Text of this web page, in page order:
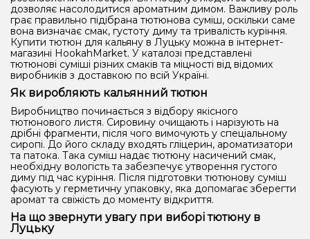
дозволяє насолодитися ароматним димом. Важливу роль
грає правильно підібрана тютюнова суміш, оскільки саме
вона визначає смак, густоту диму та тривалість куріння.
Купити тютюн для кальяну в Луцьку можна в інтернет-
магазині HookahMarket. У каталозі представлені
тютюнові суміші різних смаків та міцності від відомих
виробників з доставкою по всій Україні.
Як виробляють кальянний тютюн
Виробництво починається з відбору якісного
тютюнового листя. Сировину очищають і нарізують на
дрібні фрагменти, після чого вимочують у спеціальному
сиропі. До його складу входять гліцерин, ароматизатори
та патока. Така суміш надає тютюну насичений смак,
необхідну вологість та забезпечує утворення густого
диму під час куріння. Після підготовки тютюнову суміш
фасують у герметичну упаковку, яка допомагає зберегти
аромат та свіжість до моменту відкриття.
На що звернути увагу при виборі тютюну в
Луцьку